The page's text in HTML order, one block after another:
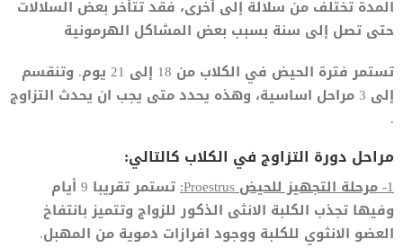
المدة تختلف من سلالة إلى أخرى، فقد تتأخر بعض السلالات
حتى تصل إلى سنة بسبب بعض المشاكل الهرمونية
تستمر فترة الحيض في الكلاب من 18 إلى 21 يوم. وتنقسم
إلى 3 مراحل اساسية، وهذه يحدد متى يجب ان يحدث التزاوج
.
مراحل دورة التزاوج في الكلاب كالتالي:
1- مرحلة التجهيز للحيض Proestrus:
تستمر تقريبا 9 أيام
وفيها تجذب الكلبة الانثى الذكور للزواج وتتميز بانتفاخ
العضو الانثوي للكلبة ووجود افرازات دموية من المهبل.